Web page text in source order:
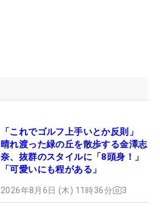
「これでゴルフ上手いとか反則」
晴れ渡った緑の丘を散歩する金澤志
奈、抜群のスタイルに「8頭身！」
「可愛いにも程がある」
2026年8月6日 (木) 11時36分 3